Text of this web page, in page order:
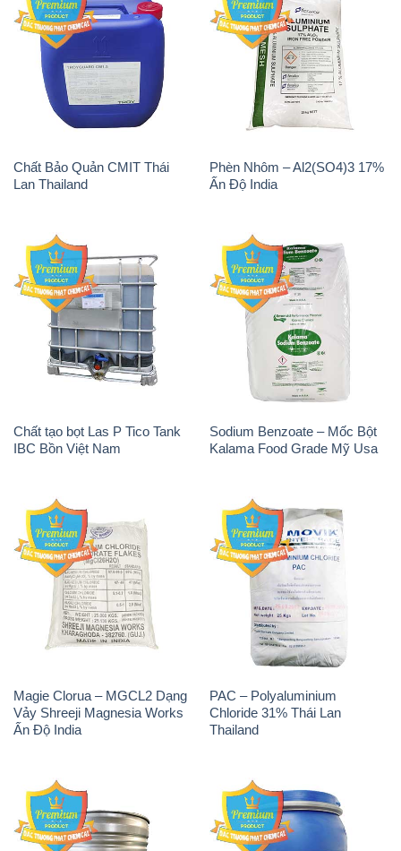
Chất Bảo Quản CMIT Thái
Lan Thailand
Phèn Nhôm – Al2(SO4)3 17%
Ấn Độ India
Chất tạo bọt Las P Tico Tank
IBC Bồn Việt Nam
Sodium Benzoate – Mốc Bột
Kalama Food Grade Mỹ Usa
Magie Clorua – MGCL2 Dạng
Vảy Shreeji Magnesia Works
Ấn Độ India
PAC – Polyaluminium
Chloride 31% Thái Lan
Thailand